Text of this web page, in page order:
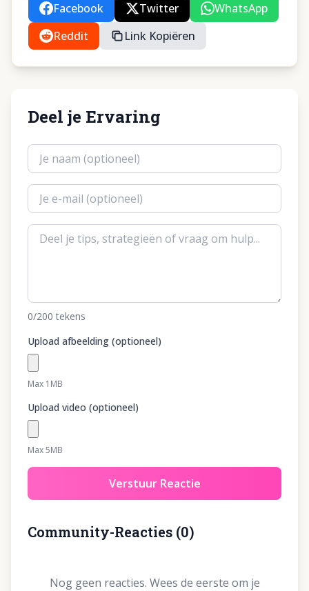
Facebook Twitter
WhatsApp
Reddit
Link Kopiëren
Deel je Ervaring
0/200 tekens
Upload afbeelding (optioneel)
Max 1MB
Upload video (optioneel)
Max 5MB
Verstuur Reactie
Community-Reacties (0)
Nog geen reacties. Wees de eerste om je